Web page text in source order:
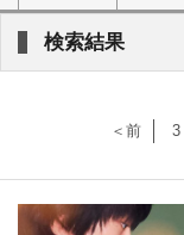
検索結果
＜前 3